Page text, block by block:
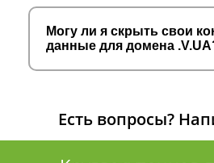
Могу ли я скрыть свои
данные для домена
Есть вопросы?